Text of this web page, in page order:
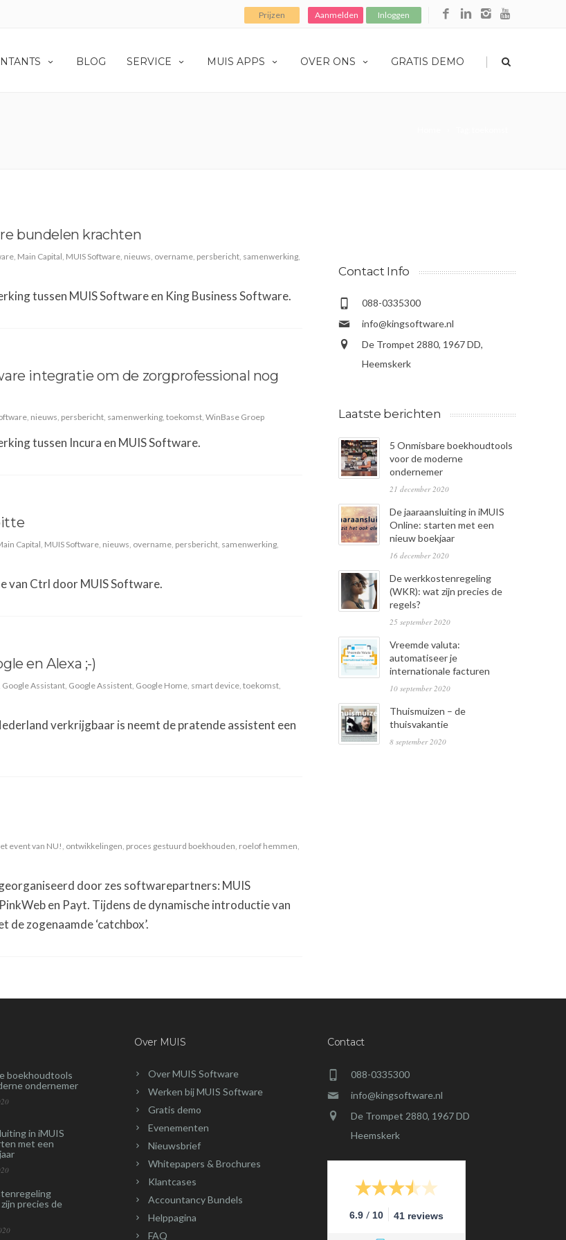
Prijzen Aanmelden Inloggen
BLOG SERVICE MUIS APPS OVER ONS GRATIS DEMO |
bundelen krachten
, Main Capital, MUIS Software, nieuws, overname, persbericht, samenwerking,
tussen MUIS Software en King Business Software.
integratie om de zorgprofessional nog
, nieuws, persbericht, samenwerking, toekomst, WinBase Groep
tussen Incura en MUIS Software.
Capital, MUIS Software, nieuws, overname, persbericht, samenwerking,
van Ctrl door MUIS Software.
en Alexa ;-)
Google Assistant, Google Assistent, Google Home, smart device, toekomst,
verkrijgbaar is neemt de pratende assistent een
event van NU!, ontwikkelingen, proces gestuurd boekhouden, roelof hemmen,
door zes softwarepartners: MUIS
en Payt. Tijdens de dynamische introductie van
zogenaamde ‘catchbox’.
Contact Info
088-0335300
info@kingsoftware.nl
De Trompet 2880, 1967 DD,
Heemskerk
Laatste berichten
5 Onmisbare boekhoudtools
voor de moderne
ondernemer
21 december 2020
De jaaraansluiting in iMUIS
Online: starten met een
nieuw boekjaar
16 december 2020
De werkkostenregeling
(WKR): wat zijn precies de
regels?
25 september 2020
Vreemde valuta:
automatiseer je
internationale facturen
10 september 2020
Thuismuizen – de
thuisvakantie
8 september 2020
boekhoudtools
ondernemer
in iMUIS
met een
precies de
Over MUIS
Over MUIS Software
Werken bij MUIS Software
Gratis demo
Evenementen
Nieuwsbrief
Whitepapers & Brochures
Klantcases
Accountancy Bundels
Helppagina
FAQ
Contact
088-0335300
info@kingsoftware.nl
De Trompet 2880, 1967 DD
Heemskerk
6.9 / 10 41 reviews